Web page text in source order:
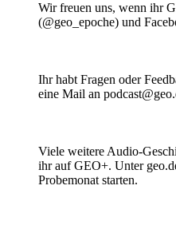
Wir freuen uns, wenn ihr
(@geo_epoche) und
Ihr habt Fragen oder
eine Mail an
Viele weitere Audio-
ihr auf GEO+. Unter
Probemonat starten.